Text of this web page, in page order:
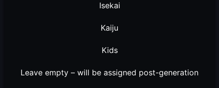
Isekai
Kaiju
Kids
Leave empty – will be assigned post-generation